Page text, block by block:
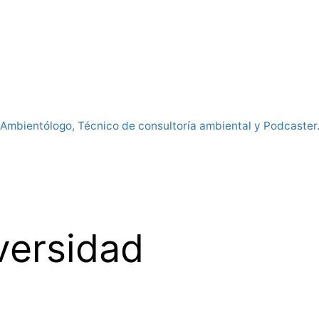
Ambientólogo, Técnico de consultoría ambiental y Podcaster.